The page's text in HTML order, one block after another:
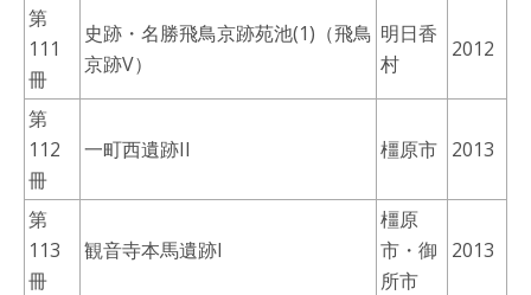
第
111
冊
史跡・名勝飛鳥京跡苑池(1)（飛鳥
京跡V）
明日香
村
2012
第
112
冊
一町西遺跡II 橿原市 2013
第
113
冊
観音寺本馬遺跡I
橿原
市・御
所市
2013